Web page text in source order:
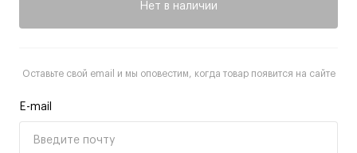
Нет в наличии
Оставьте свой email и мы оповестим, когда товар появится на сайте
E-mail